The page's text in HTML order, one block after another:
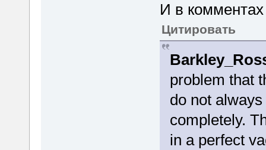
И в
Цитировать
problem that
do not
completely.
in a perfect